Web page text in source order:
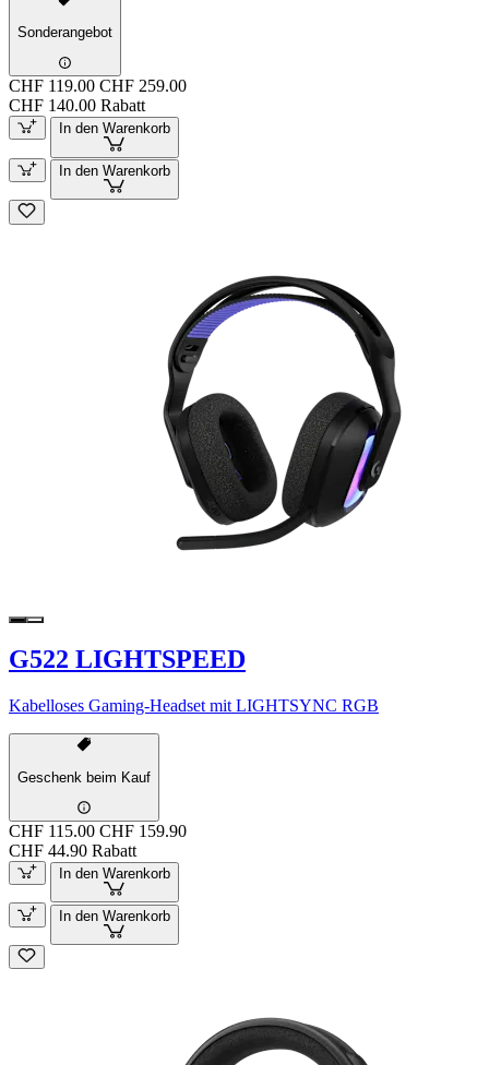
Sonderangebot
CHF 119.00 CHF 259.00
CHF 140.00 Rabatt
In den Warenkorb
In den Warenkorb
G522 LIGHTSPEED
Kabelloses Gaming-Headset mit LIGHTSYNC RGB
Geschenk beim Kauf
CHF 115.00 CHF 159.90
CHF 44.90 Rabatt
In den Warenkorb
In den Warenkorb